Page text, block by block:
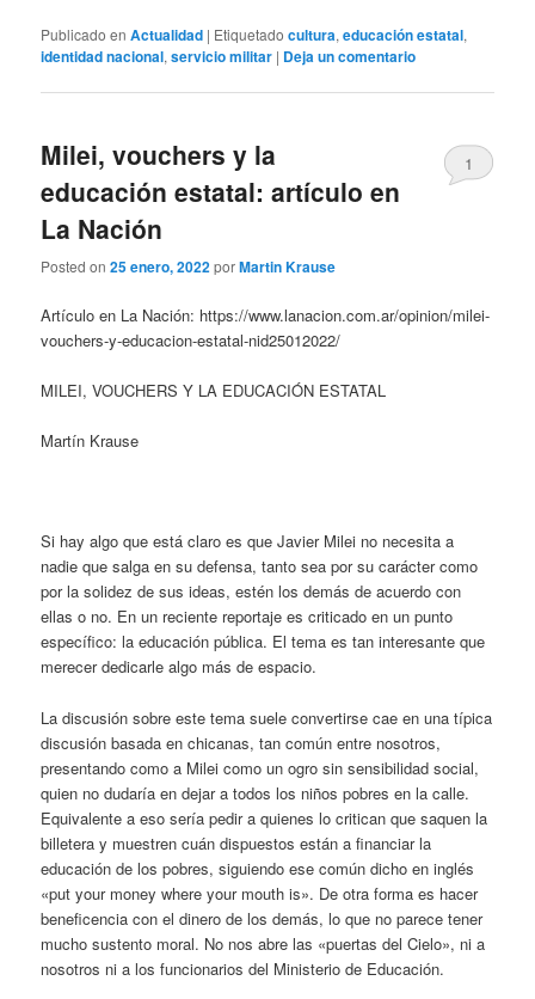
Publicado en Actualidad | Etiquetado cultura,educación estatal,
identidad nacional,servicio militar | Deja un comentario
Milei, vouchers y la
educación estatal: artículo en
La Nación
Posted on25 enero, 2022porMartin Krause
1
Artículo en La Nación: https://www.lanacion.com.ar/opinion/milei-
vouchers-y-educacion-estatal-nid25012022/
MILEI, VOUCHERS Y LA EDUCACIÓN ESTATAL
Martín Krause
Si hay algo que está claro es que Javier Milei no necesita a
nadie que salga en su defensa, tanto sea por su carácter como
por la solidez de sus ideas, estén los demás de acuerdo con
ellas o no. En un reciente reportaje es criticado en un punto
específico: la educación pública. El tema es tan interesante que
merecer dedicarle algo más de espacio.
La discusión sobre este tema suele convertirse cae en una típica
discusión basada en chicanas, tan común entre nosotros,
presentando como a Milei como un ogro sin sensibilidad social,
quien no dudaría en dejar a todos los niños pobres en la calle.
Equivalente a eso sería pedir a quienes lo critican que saquen la
billetera y muestren cuán dispuestos están a financiar la
educación de los pobres, siguiendo ese común dicho en inglés
«put your money where your mouth is». De otra forma es hacer
beneficencia con el dinero de los demás, lo que no parece tener
mucho sustento moral. No nos abre las «puertas del Cielo», ni a
nosotros ni a los funcionarios del Ministerio de Educación.